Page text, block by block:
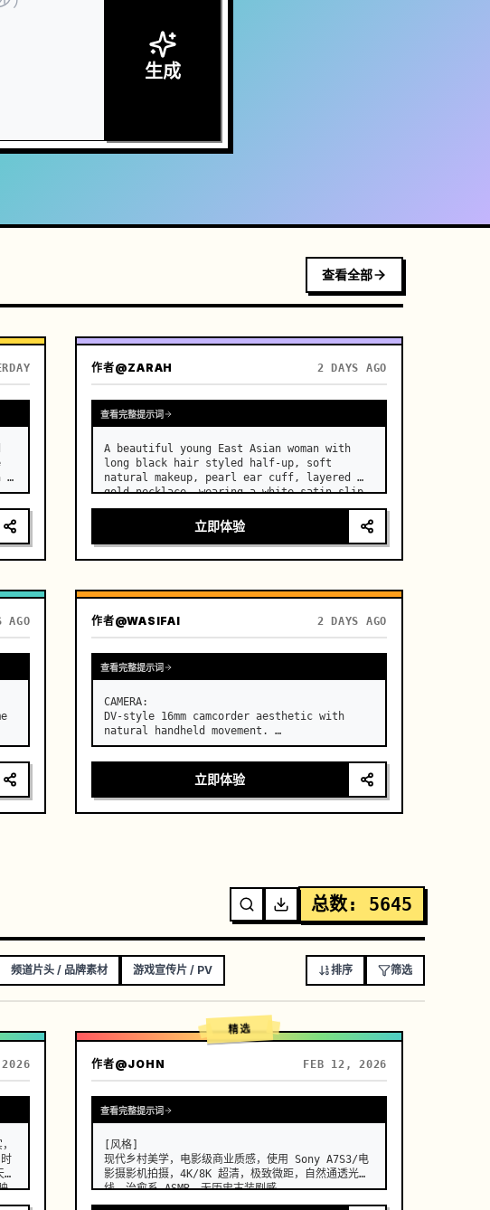
生成
查看全部
作者@ZARAH 2 DAYS AGO
查看完整提示词
A beautiful young East Asian woman with
long black hair styled half-up, soft
natural makeup, pearl ear cuff, layered
gold necklace, wearing a white satin slip
dress, stands in a luxurious modern
立即体验
AGO 作者@WASIFAI 2 DAYS AGO
查看完整提示词
CAMERA:
DV-style 16mm camcorder aesthetic with
natural handheld movement. …
立即体验
总数: 5645
频道片头 / 品牌素材 游戏宣传片 / PV 排序 筛选
精选
作者@JOHN FEB 12, 2026
查看完整提示词
[风格]
现代乡村美学，电影级商业质感，使用 Sony A7S3/电
影摄影机拍摄，4K/8K 超清，极致微距，自然通透光
线，治愈系 ASMR，无历史古装剧感。